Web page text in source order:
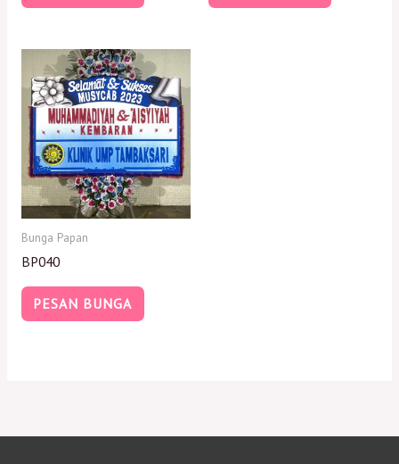
Bunga Papan
BP040
PESAN BUNGA